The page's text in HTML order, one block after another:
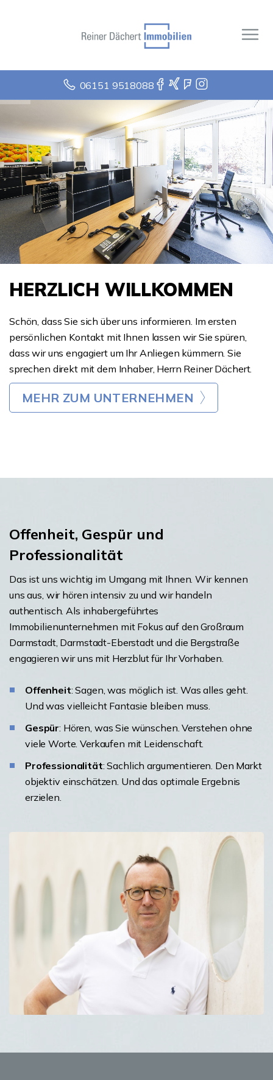
06151 9518088
HERZLICH WILLKOMMEN
Schön, dass Sie sich über uns informieren. Im ersten
persönlichen Kontakt mit Ihnen lassen wir Sie spüren,
dass wir uns engagiert um Ihr Anliegen kümmern. Sie
sprechen direkt mit dem Inhaber, Herrn Reiner Dächert.
MEHR ZUM UNTERNEHMEN
Offenheit, Gespür und
Professionalität
Das ist uns wichtig im Umgang mit Ihnen. Wir kennen
uns aus, wir hören intensiv zu und wir handeln
authentisch. Als inhabergeführtes
Immobilienunternehmen mit Fokus auf den Großraum
Darmstadt, Darmstadt-Eberstadt und die Bergstraße
engagieren wir uns mit Herzblut für Ihr Vorhaben.
Offenheit: Sagen, was möglich ist. Was alles geht.
Und was vielleicht Fantasie bleiben muss.
Gespür: Hören, was Sie wünschen. Verstehen ohne
viele Worte. Verkaufen mit Leidenschaft.
Professionalität: Sachlich argumentieren. Den Markt
objektiv einschätzen. Und das optimale Ergebnis
erzielen.